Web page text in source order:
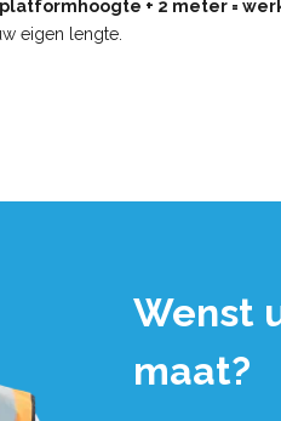
platformhoogte + 2 meter =
eigen lengte.
Wenst
maat?